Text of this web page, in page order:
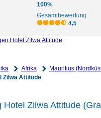
100%
Gesamtbewertung:
4,5
Hotel Zilwa Attitude
Afrika
Mauritius
Zilwa Attitude
Hotel Zilwa Attitude